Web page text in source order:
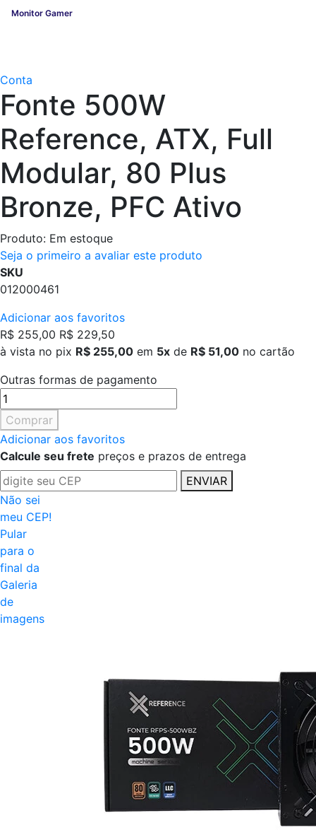
Monitor Gamer
Conta
Fonte 500W
Reference, ATX, Full
Modular, 80 Plus
Bronze, PFC Ativo
Produto: Em estoque
Seja o primeiro a avaliar este produto
SKU
012000461
Adicionar aos favoritos
R$ 255,00 R$ 229,50
à vista no pix R$ 255,00 em 5x de R$ 51,00 no cartão
Outras formas de pagamento
Comprar
Adicionar aos favoritos
Calcule seu frete preços e prazos de entrega
ENVIAR
Não sei
meu CEP!
Pular
para o
final da
Galeria
de
imagens